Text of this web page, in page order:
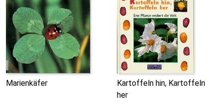
Marienkäfer
Kartoffeln hin, Kartoffeln
her